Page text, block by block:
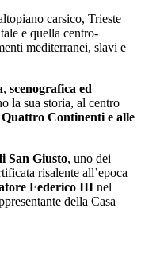
carsico, Trieste
e quella centro-
mediterranei, slavi e
, scenografica ed
la sua storia, al centro
Continenti e alle
San Giusto, uno dei
risalente all’epoca
Federico III nel
della Casa